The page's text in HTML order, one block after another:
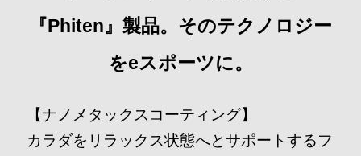
『Phiten』製品。そのテクノロジー
をeスポーツに。
【ナノメタックスコーティング】
カラダをリラックス状態へとサポートするフ